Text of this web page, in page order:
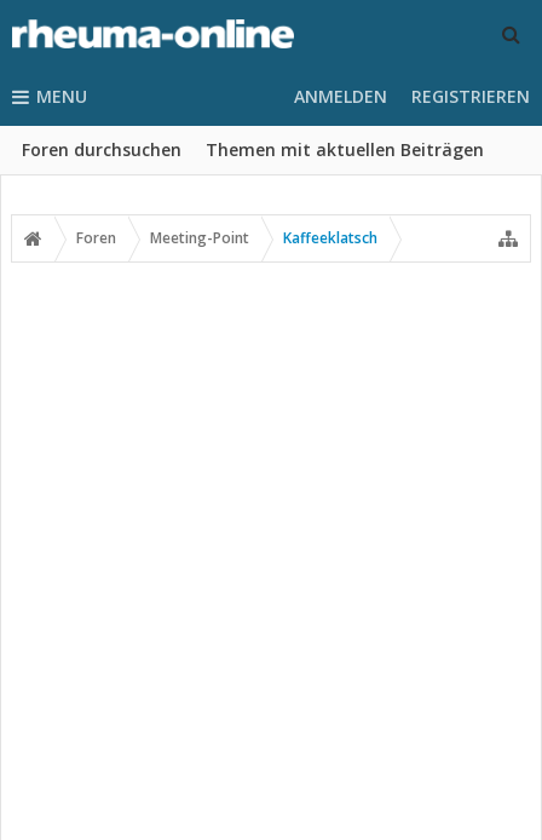
MENU
Foren durchsuchen Themen mit aktuellen Beiträgen
ANMELDEN REGISTRIEREN
Foren Meeting-Point Kaffeeklatsch